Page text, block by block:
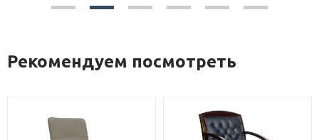
Рекомендуем посмотреть